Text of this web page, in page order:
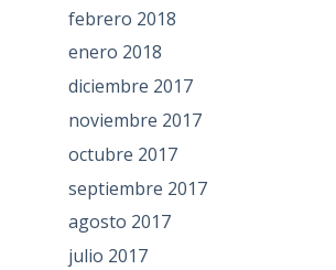
febrero 2018
enero 2018
diciembre 2017
noviembre 2017
octubre 2017
septiembre 2017
agosto 2017
julio 2017